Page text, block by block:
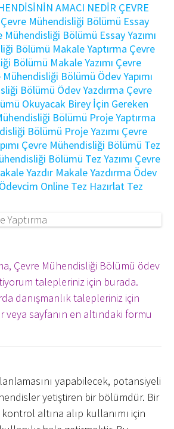
AMACI NEDİR ÇEVRE
Çevre Mühendisliği Bölümü Essay
Mühendisliği Bölümü Essay Yazımı
Bölümü Makale Yaptırma Çevre
Bölümü Makale Yazımı Çevre
Mühendisliği Bölümü Ödev Yapımı
Bölümü Ödev Yazdırma Çevre
Okuyacak Birey İçin Gereken
Bölümü Proje Yaptırma
Bölümü Proje Yazımı Çevre
Çevre Mühendisliği Bölümü Tez
Bölümü Tez Yazımı Çevre
Yazdır Makale Yazdırma Ödev
Ödevcim Online Tez Hazırlat Tez
Çevre Mühendisliği Bölümü ödev
talepleriniz için burada.
danışmanlık talepleriniz için
sayfanın en altındaki formu
yapabilecek, potansiyeli
yetiştiren bir bölümdür. Bir
altına alıp kullanımı için